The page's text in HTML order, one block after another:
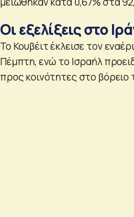
Οι εξελίξεις στο
Το Κουβέιτ έκλεισε τον
Πέμπτη, ενώ το Ισραήλ
προς κοινότητες στο